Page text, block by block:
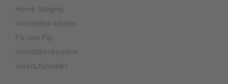
Home Staging
Immobilien kaufen
Fix und Flip
Immobilieninvestor
Verkaufsmakler